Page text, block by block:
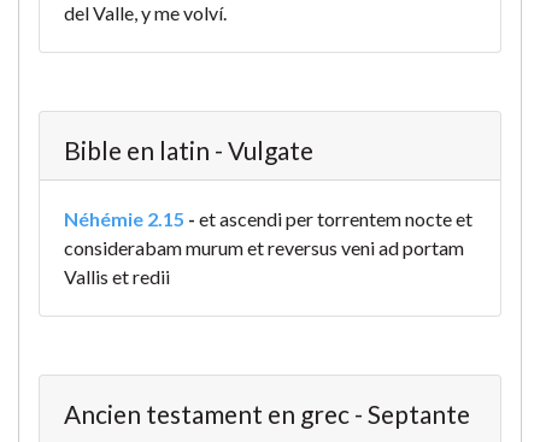
del Valle, y me volví.
Bible en latin - Vulgate
Néhémie 2.15 - et ascendi per torrentem nocte et
considerabam murum et reversus veni ad portam
Vallis et redii
Ancien testament en grec - Septante